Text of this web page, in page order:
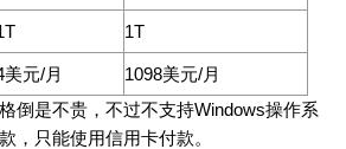
1T
美元/月
1098美元/月
倒是不贵，不过不支持Windows操作系
，只能使用信用卡付款。